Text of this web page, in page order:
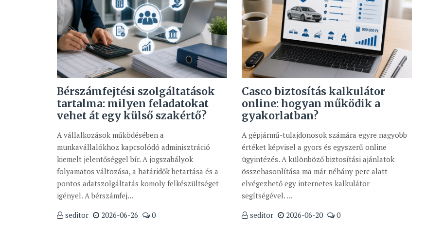
Bérszámfejtési szolgáltatások
tartalma: milyen feladatokat
vehet át egy külső szakértő?
A vállalkozások működésében a
munkavállalókhoz kapcsolódó adminisztráció
kiemelt jelentőséggel bír. A jogszabályok
folyamatos változása, a határidők betartása és a
pontos adatszolgáltatás komoly felkészültséget
igényel. A bérszámfej...
seditor
2026-06-26 0
Casco biztosítás kalkulátor
online: hogyan működik a
gyakorlatban?
A gépjármű-tulajdonosok számára egyre nagyobb
értéket képvisel a gyors és egyszerű online
ügyintézés. A különböző biztosítási ajánlatok
összehasonlítása ma már néhány perc alatt
elvégezhető egy internetes kalkulátor
segítségével. ...
seditor
2026-06-20 0